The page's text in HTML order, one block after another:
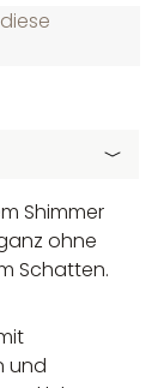
Shimmer
ohne
Schatten.
und